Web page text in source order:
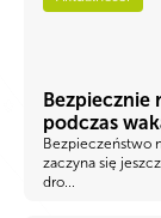
Bezpiecznie
podczas
Bezpieczeństwo
zaczyna się
dro...